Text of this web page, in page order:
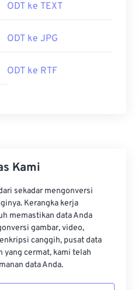
ODT ke TEXT
ODT ke JPG
ODT ke RTF
Kami
sekadar mengonversi
Kerangka kerja
memastikan data Anda
gambar, video,
canggih, pusat data
yang cermat, kami telah
data Anda.